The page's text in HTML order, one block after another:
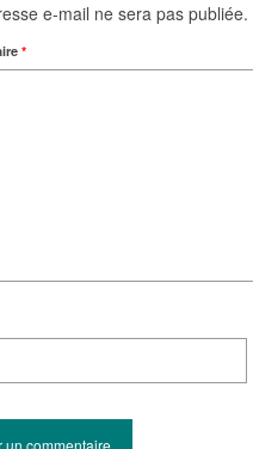
e-mail ne sera pas publiée.
*